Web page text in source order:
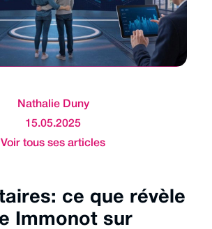
Nathalie Duny
15.05.2025
Voir tous ses articles
ce que révèle
Immonot sur